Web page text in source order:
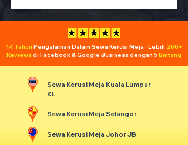
14 Tahun Pengalaman Dalam Sewa Kerusi Meja · Lebih 200+
Reviewsdi Facebook & Google Business dengan 5Bintang
Sewa Kerusi Meja Kuala Lumpur
KL
Sewa Kerusi Meja Selangor
Sewa Kerusi Meja Johor JB